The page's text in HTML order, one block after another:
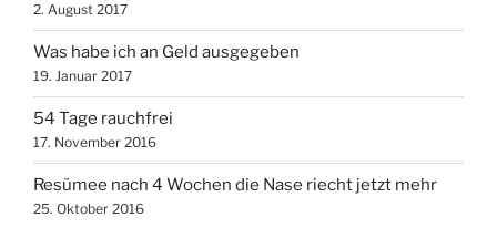
2. August 2017
Was habe ich an Geld ausgegeben
19. Januar 2017
54 Tage rauchfrei
17. November 2016
Resümee nach 4 Wochen die Nase riecht jetzt mehr
25. Oktober 2016